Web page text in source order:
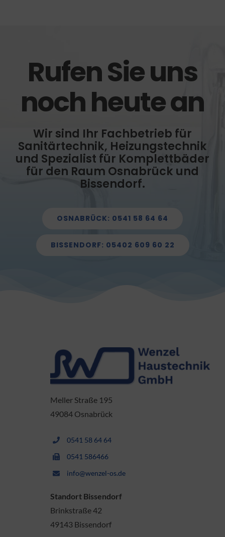
Rufen Sie uns
noch heute an
Wir sind Ihr Fachbetrieb für
Sanitärtechnik, Heizungstechnik
und Spezialist für Komplettbäder
für den Raum Osnabrück und
Bissendorf.
OSNABRÜCK: 0541 58 64 64
BISSENDORF: 05402 609 60 22
Meller Straße 195
49084 Osnabrück
0541 58 64 64
0541 586466
info@wenzel-os.de
Standort Bissendorf
Brinkstraße 42
49143 Bissendorf